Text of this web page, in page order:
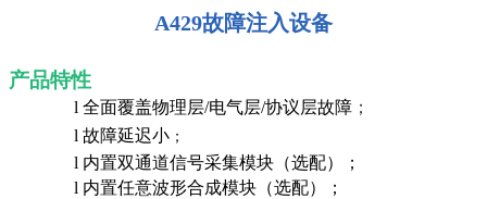
A429故障注入设备
产品特性
l 全面覆盖物理层/电气层/协议层故障 ；
l 故障延迟小 ；
l 内置双通道信号采集模块（选配）；
l 内置任意波形合成模块（选配）；